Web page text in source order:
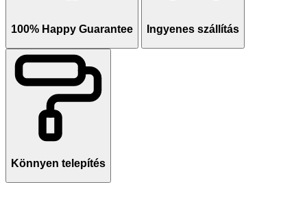
100% Happy Guarantee Ingyenes szállítás
Könnyen telepítés